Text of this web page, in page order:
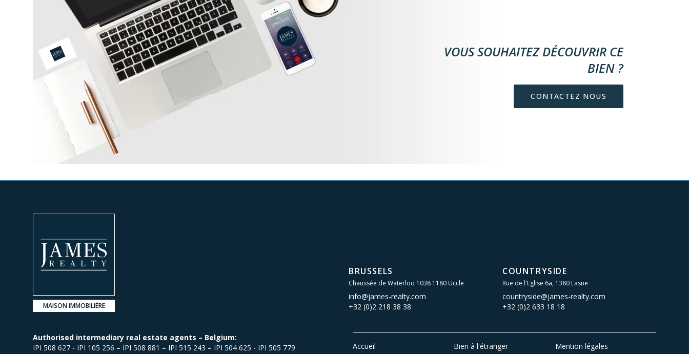
VOUS SOUHAITEZ DÉCOUVRIR CE
BIEN ?
CONTACTEZ NOUS
MAISON IMMOBILIÈRE
BRUSSELS
Chaussée de Waterloo 1038 1180 Uccle
info@james-realty.com
+32 (0)2 218 38 38
COUNTRYSIDE
Rue de l'Eglise 6a, 1380 Lasne
countryside@james-realty.com
+32 (0)2 633 18 18
Authorised intermediary real estate agents – Belgium:
IPI 508 627 - IPI 105 256 – IPI 508 881 – IPI 515 243 – IPI 504 625 - IPI 505 779
Accueil Bien à l'étranger Mention légales